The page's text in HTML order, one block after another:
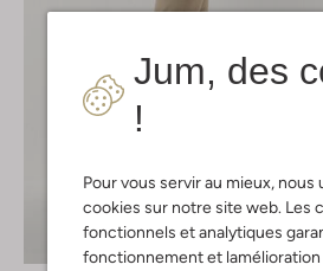
Jum, des
!
Pour vous servir au mieux, nous
cookies sur notre site web. Les
fonctionnels et analytiques
fonctionnement et
Découvrez le look